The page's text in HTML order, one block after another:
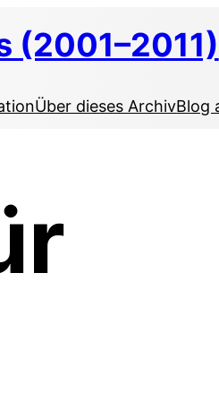
(2001–2011)
Über dieses ArchivBlog